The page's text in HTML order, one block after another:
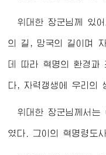
위대한 장군님 께 있
의 길, 망국의 길이며
데 따라 혁명의 환경과
다, 자력갱생에 우리의
위대한 장군님께서는
였다. 그이의 혁명령도